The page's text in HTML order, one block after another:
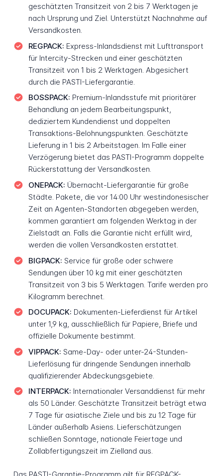
geschätzten Transitzeit von 2 bis 7 Werktagen je
nach Ursprung und Ziel. Unterstützt Nachnahme auf
Versandkosten.
REGPACK: Express-Inlandsdienst mit Lufttransport
für Intercity-Strecken und einer geschätzten
Transitzeit von 1 bis 2 Werktagen. Abgesichert
durch die PASTI-Liefergarantie.
BOSSPACK: Premium-Inlandsstufe mit prioritärer
Behandlung an jedem Bearbeitungspunkt,
dediziertem Kundendienst und doppelten
Transaktions-Belohnungspunkten. Geschätzte
Lieferung in 1 bis 2 Arbeitstagen. Im Falle einer
Verzögerung bietet das PASTI-Programm doppelte
Rückerstattung der Versandkosten.
ONEPACK: Übernacht-Liefergarantie für große
Städte. Pakete, die vor 14:00 Uhr westindonesischer
Zeit an Agenten-Standorten abgegeben werden,
kommen garantiert am folgenden Werktag in der
Zielstadt an. Falls die Garantie nicht erfüllt wird,
werden die vollen Versandkosten erstattet.
BIGPACK: Service für große oder schwere
Sendungen über 10 kg mit einer geschätzten
Transitzeit von 3 bis 5 Werktagen. Tarife werden pro
Kilogramm berechnet.
DOCUPACK: Dokumenten-Lieferdienst für Artikel
unter 1,9 kg, ausschließlich für Papiere, Briefe und
offizielle Dokumente bestimmt.
VIPPACK: Same-Day- oder unter-24-Stunden-
Lieferlösung für dringende Sendungen innerhalb
qualifizierender Abdeckungsgebiete.
INTERPACK: Internationaler Versanddienst für mehr
als 50 Länder. Geschätzte Transitzeit beträgt etwa
7 Tage für asiatische Ziele und bis zu 12 Tage für
Länder außerhalb Asiens. Lieferschätzungen
schließen Sonntage, nationale Feiertage und
Zollabfertigungszeit im Zielland aus.